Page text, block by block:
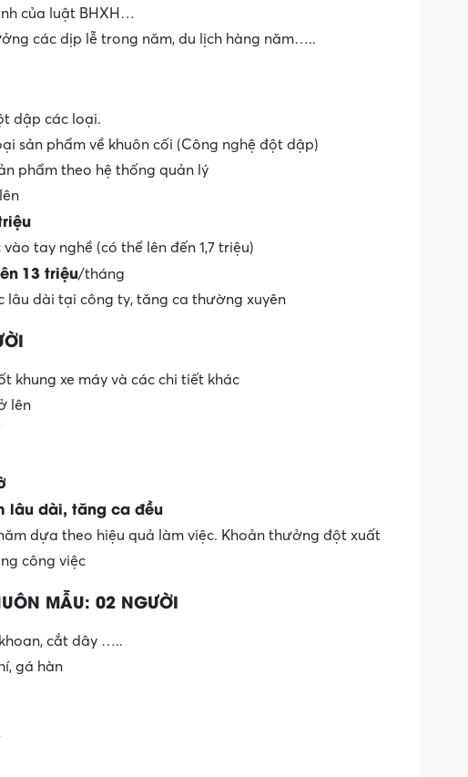
của luật BHXH…
các dịp lễ trong năm, du lịch hàng năm…..
dập các loại.
sản phẩm về khuôn cối (Công nghệ đột dập)
phẩm theo hệ thống quản lý
tay nghề (có thể lên đến 1,7 triệu)
13 triệu/tháng
lâu dài tại công ty, tăng ca thường xuyên
khung xe máy và các chi tiết khác
lên
lâu dài, tăng ca đều
dựa theo hiệu quả làm việc. Khoản thưởng đột xuất
công việc
MẪU: 02 NGƯỜI
cắt dây …..
gá hàn